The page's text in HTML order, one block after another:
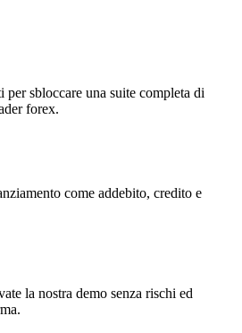
sbloccare una suite completa di
forex.
come addebito, credito e
la nostra demo senza rischi ed